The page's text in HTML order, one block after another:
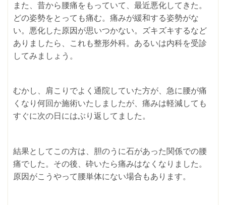
また、昔から腰痛をもっていて、最近悪化してきた。
どの姿勢をとっても痛む。痛みが緩和する姿勢がな
い。悪化した原因が思いつかない。ズキズキするなど
ありましたら、これも整形外科。あるいは内科を受診
してみましょう。
むかし、肩こりでよく通院していた方が、急に腰が痛
くなり何回か施術いたしましたが、痛みは軽減しても
すぐに次の日にはぶり返してました。
結果としてこの方は、胆のうに石があった関係での腰
痛でした。その後、砕いたら痛みはなくなりました。
原因がこうやって腰単体にない場合もあります。